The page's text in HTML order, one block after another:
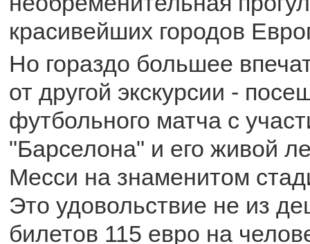
красивейших городов
Но гораздо большее
от другой экскурсии -
футбольного матча с
"Барселона" и его живой
Месси на знаменитом
Это удовольствие не из
билетов 115 евро на